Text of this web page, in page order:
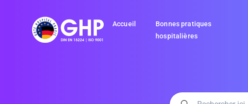
Accueil
Bonnes pratiques
hospitalières